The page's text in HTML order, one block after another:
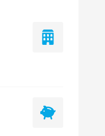
Iba
Najlacnejší